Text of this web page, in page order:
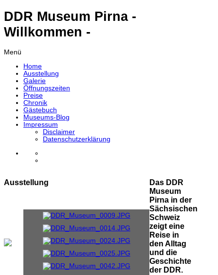
DDR Museum Pirna -
Willkommen -
Menü
Home
Ausstellung
Galerie
Öffnungszeiten
Preise
Chronik
Gästebuch
Museums-Blog
Impressum
Disclaimer
Datenschutzerklärung
Ausstellung
Das DDR
Museum
Pirna in der
Sächsischen
Schweiz
zeigt eine
Reise in
den Alltag
und die
Geschichte
der DDR.